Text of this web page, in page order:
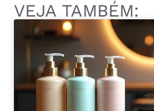
VEJA TAMBÉM: